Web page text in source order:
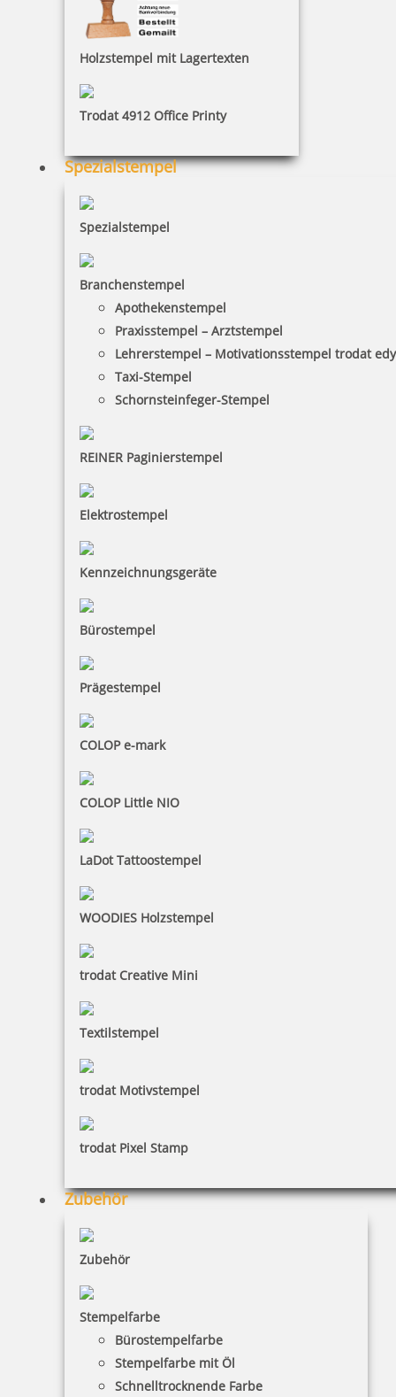
Holzstempel mit Lagertexten
Trodat 4912 Office Printy
Spezialstempel
Spezialstempel
Branchenstempel
Apothekenstempel
Praxisstempel – Arztstempel
Lehrerstempel – Motivationsstempel trodat
Taxi-Stempel
Schornsteinfeger-Stempel
REINER Paginierstempel
Elektrostempel
Kennzeichnungsgeräte
Bürostempel
Prägestempel
COLOP e-mark
COLOP Little NIO
LaDot Tattoostempel
WOODIES Holzstempel
trodat Creative Mini
Textilstempel
trodat Motivstempel
trodat Pixel Stamp
Zubehör
Zubehör
Stempelfarbe
Bürostempelfarbe
Stempelfarbe mit Öl
Schnelltrocknende Farbe
Reiner Farbkissen D40
10,41 €
Reiner Farbkissen 250075, Ref. 250041 blau
9,81 €
inkl. 19 % Mwst.
Bestellen
Reiner Farbkissen 201190, Ref. 201021 in Schwarz den ND6K